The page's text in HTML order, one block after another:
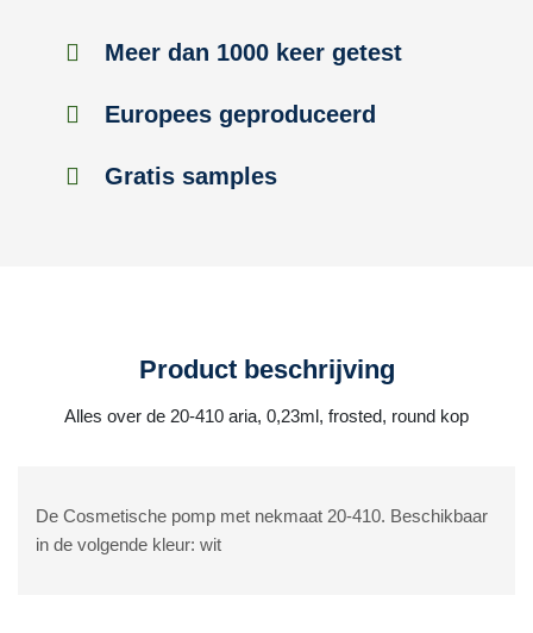
Meer dan 1000 keer getest
Europees geproduceerd
Gratis samples
Product beschrijving
Alles over de 20-410 aria, 0,23ml, frosted, round kop
De Cosmetische pomp met nekmaat 20-410. Beschikbaar
in de volgende kleur: wit